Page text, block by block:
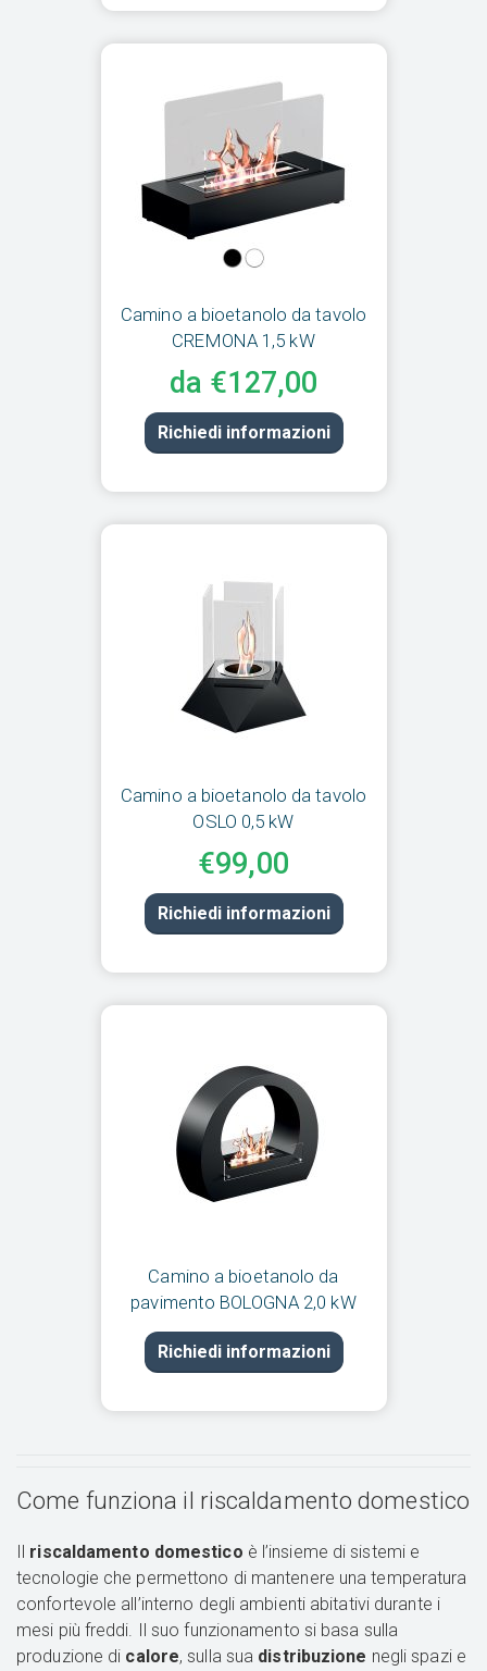
Camino a bioetanolo da tavolo
CREMONA 1,5 kW
da €127,00
Richiedi informazioni
Camino a bioetanolo da tavolo
OSLO 0,5 kW
€99,00
Richiedi informazioni
Camino a bioetanolo da
pavimento BOLOGNA 2,0 kW
Richiedi informazioni
Come funziona il riscaldamento domestico
riscaldamento domestico è l’insieme di sistemi e
tecnologie che permettono di mantenere una temperatura
confortevole all’interno degli ambienti abitativi durante i
mesi più freddi. Il suo funzionamento si basa sulla
produzione di calore, sulla sua distribuzione negli spazi e